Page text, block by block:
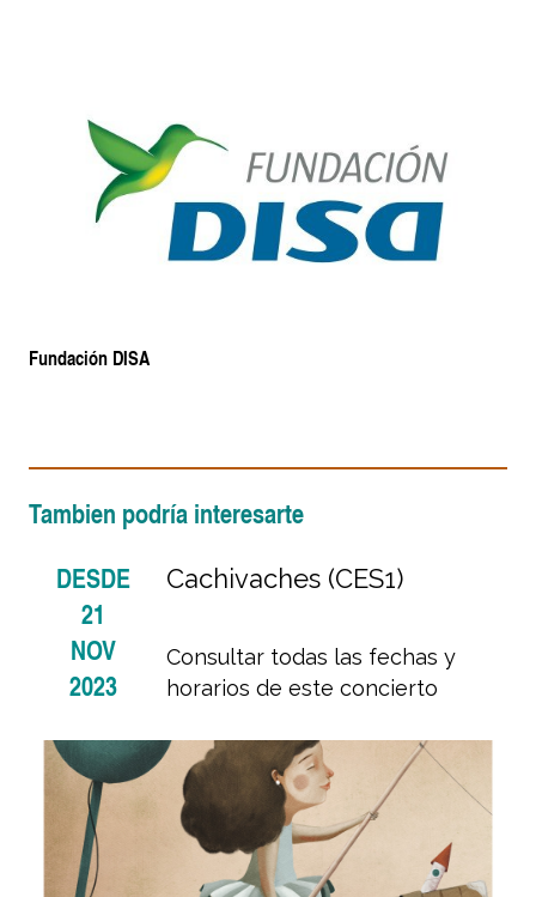
Fundación DISA
Tambien podría interesarte
DESDE
21
NOV
2023
Cachivaches (CES1)
Consultar todas las fechas y
horarios de este concierto